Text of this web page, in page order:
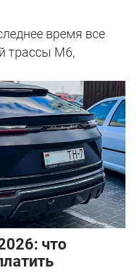
время все
трассы М6,
что